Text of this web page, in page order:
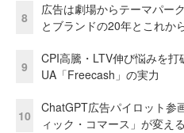
8
広告は劇場からテーマパー
とブランドの20年とこれか
9
CPI高騰・LTV伸び悩みを
UA「Freecash」の実力
10
ChatGPT広告パイロット
ィック・コマース」が変え